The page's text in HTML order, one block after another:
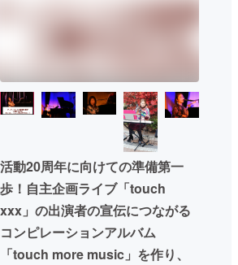
活動20周年に向けての準備第一
歩！自主企画ライブ「touch
xxx」の出演者の宣伝につながる
コンピレーションアルバム
「touch more music」を作り、